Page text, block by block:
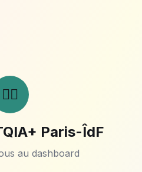
🏳️‍🌈
Paris-ÎdF
au dashboard